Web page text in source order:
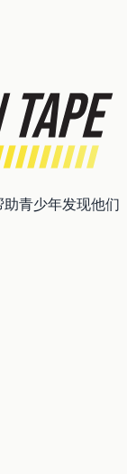
青少年发现他们